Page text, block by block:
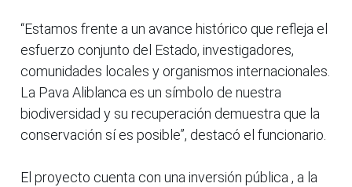
“Estamos frente a un avance histórico que refleja el
esfuerzo conjunto del Estado, investigadores,
comunidades locales y organismos internacionales.
La Pava Aliblanca es un símbolo de nuestra
biodiversidad y su recuperación demuestra que la
conservación sí es posible”, destacó el funcionario.
El proyecto cuenta con una inversión pública , a la